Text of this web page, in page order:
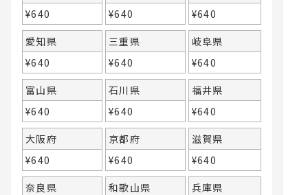
¥640
¥640
¥640
愛知県
¥640
三重県
¥640
岐阜県
¥640
富山県
¥640
石川県
¥640
福井県
¥640
大阪府
¥640
京都府
¥640
滋賀県
¥640
奈良県
和歌山県
兵庫県